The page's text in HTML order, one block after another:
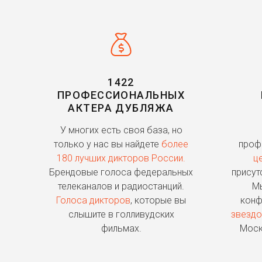
1422
ПРОФЕССИОНАЛЬНЫХ
АКТЕРА ДУБЛЯЖА
У многих есть своя база, но
только у нас вы найдете более
180 лучших дикторов России.
Брендовые голоса федеральных
телеканалов и радиостанций.
Голоса дикторов, которые вы
слышите в голливудских
фильмах.